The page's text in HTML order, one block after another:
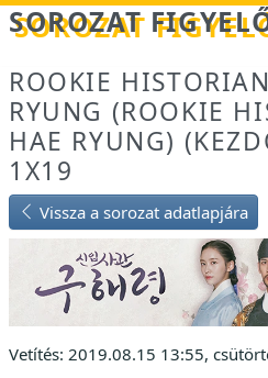
Betöltés...
SOROZAT
ROOKIE
RYUNG (ROOKIE
HAE RYUNG)
1X19
Vissza a sorozat adatlapjára
Vetítés: 2019.08.15 13:55,